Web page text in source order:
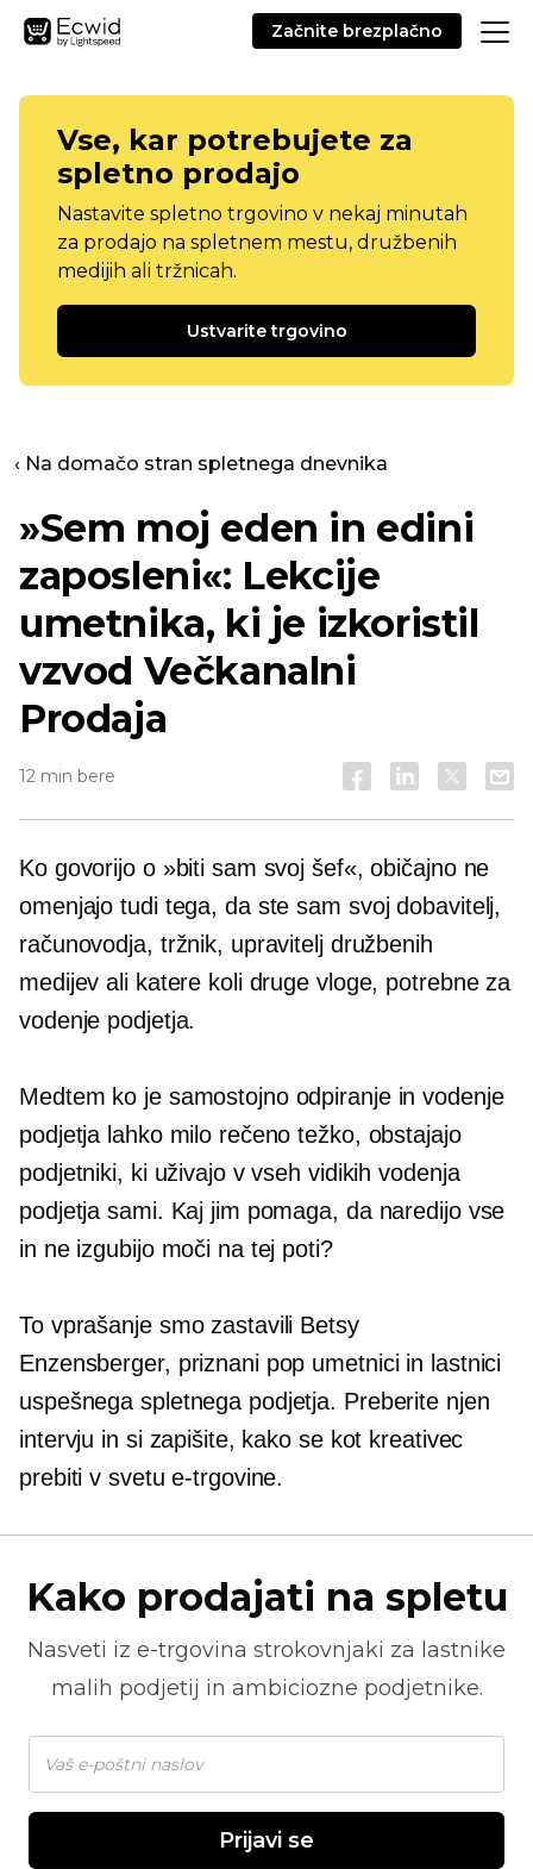
Začnite brezplačno
Vse, kar potrebujete za
spletno prodajo
Nastavite spletno trgovino v nekaj minutah
za prodajo na spletnem mestu, družbenih
medijih ali tržnicah.
Ustvarite trgovino
‹ Na domačo stran spletnega dnevnika
»Sem moj eden in edini
zaposleni«: Lekcije
umetnika, ki je izkoristil
vzvodVečkanalni
Prodaja
12 min bere
Ko govorijo o »biti sam svoj šef«, običajno ne
omenjajo tudi tega, da ste sam svoj dobavitelj,
računovodja, tržnik, upravitelj družbenih
medijev ali katere koli druge vloge, potrebne za
vodenje podjetja.
Medtem ko je samostojno odpiranje in vodenje
podjetja lahko milo rečeno težko, obstajajo
podjetniki, ki uživajo v vseh vidikih vodenja
podjetja sami. Kaj jim pomaga, da naredijo vse
in ne izgubijo moči na tej poti?
To vprašanje smo zastavili Betsy
Enzensberger, priznani pop umetnici in lastnici
uspešnega spletnega podjetja. Preberite njen
intervju in si zapišite, kako se kot kreativec
prebiti v svetu e-trgovine.
Kako prodajati na spletu
Nasveti iz e-trgovina strokovnjaki za lastnike
malih podjetij in ambiciozne podjetnike.
Prijavi se